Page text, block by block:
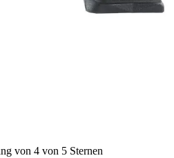
von 4 von 5 Sternen